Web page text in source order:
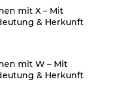
mit X – Mit
& Herkunft
mit W – Mit
& Herkunft